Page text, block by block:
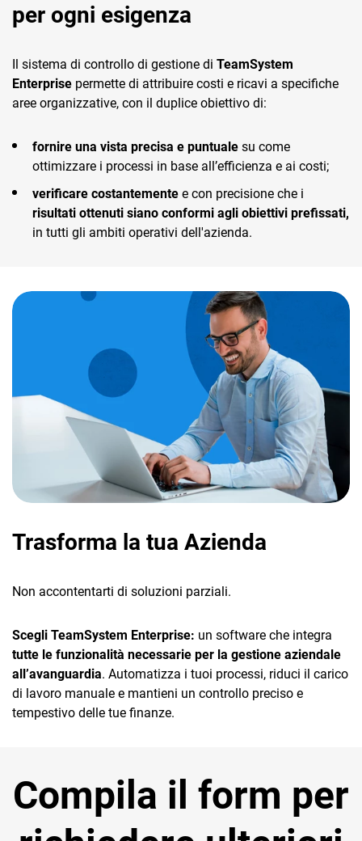
per ogni esigenza
Il sistema di controllo di gestione di TeamSystem
Enterprise permette di attribuire costi e ricavi a specifiche
aree organizzative, con il duplice obiettivo di:
fornire una vista precisa e puntuale su come
ottimizzare i processi in base all’efficienza e ai costi;
verificare costantemente e con precisione che i
risultati ottenuti siano conformi agli obiettivi prefissati,
in tutti gli ambiti operativi dell'azienda.
Trasforma la tua Azienda
Non accontentarti di soluzioni parziali.
Scegli TeamSystem Enterprise: un software che integra
tutte le funzionalità necessarie per la gestione aziendale
all’avanguardia. Automatizza i tuoi processi, riduci il carico
di lavoro manuale e mantieni un controllo preciso e
tempestivo delle tue finanze.
Compila il form per